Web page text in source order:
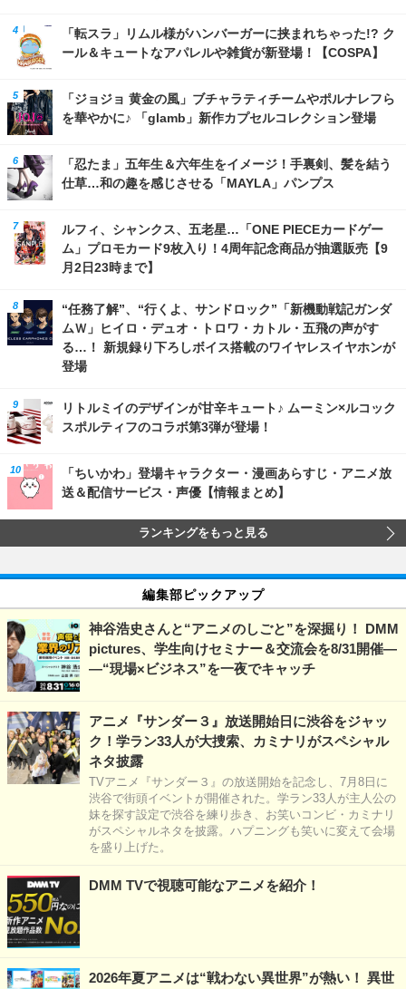
「転スラ」リムル様がハンバーガーに挟まれちゃった!? ク
ール＆キュートなアパレルや雑貨が新登場！【COSPA】
「ジョジョ 黄金の風」ブチャラティチームやポルナレフら
を華やかに♪ 「glamb」新作カプセルコレクション登場
「忍たま」五年生＆六年生をイメージ！手裏剣、髪を結う
仕草…和の趣を感じさせる「MAYLA」パンプス
ルフィ、シャンクス、五老星…「ONE PIECEカードゲー
ム」プロモカード9枚入り！4周年記念商品が抽選販売【9
月2日23時まで】
“任務了解”、“行くよ、サンドロック”「新機動戦記ガンダ
ムＷ」ヒイロ・デュオ・トロワ・カトル・五飛の声がす
る…！ 新規録り下ろしボイス搭載のワイヤレスイヤホンが
登場
リトルミイのデザインが甘辛キュート♪ ムーミン×ルコック
スポルティフのコラボ第3弾が登場！
「ちいかわ」登場キャラクター・漫画あらすじ・アニメ放
送＆配信サービス・声優【情報まとめ】
ランキングをもっと見る
編集部ピックアップ
神谷浩史さんと“アニメのしごと”を深掘り！ DMM
pictures、学生向けセミナー＆交流会を8/31開催―
―“現場×ビジネス”を一夜でキャッチ
アニメ『サンダー３』放送開始日に渋谷をジャッ
ク！学ラン33人が大捜索、カミナリがスペシャル
ネタ披露
TVアニメ『サンダー３』の放送開始を記念し、7月8日に
渋谷で街頭イベントが開催された。学ラン33人が主人公の
妹を探す設定で渋谷を練り歩き、お笑いコンビ・カミナリ
がスペシャルネタを披露。ハプニングも笑いに変えて会場
を盛り上げた。
DMM TVで視聴可能なアニメを紹介！
2026年夏アニメは“戦わない異世界”が熱い！ 異世